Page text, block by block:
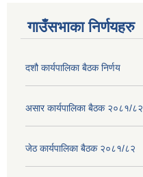
गाउँसभाका निर्णयहरु
दशौ कार्यपालिका बैठक निर्णय
असार कार्यपालिका बैठक २०८१/८२
जेठ कार्यपालिका बैठक २०८१/८२